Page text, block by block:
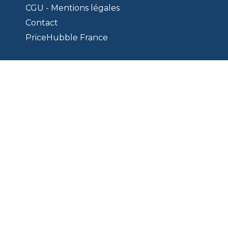
CGU - Mentions légales
Contact
PriceHubble France